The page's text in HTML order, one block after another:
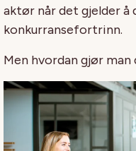
aktør når det gjelder å
konkurransefortrinn.
Men hvordan gjør